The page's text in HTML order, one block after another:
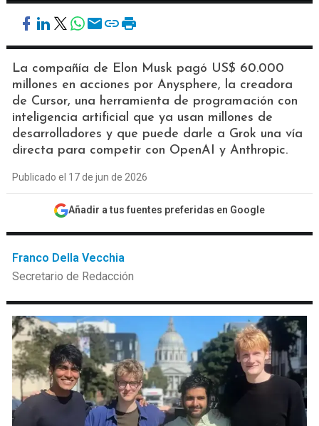
La compañía de Elon Musk pagó US$ 60.000
millones en acciones por Anysphere, la creadora
de Cursor, una herramienta de programación con
inteligencia artificial que ya usan millones de
desarrolladores y que puede darle a Grok una vía
directa para competir con OpenAI y Anthropic.
Publicado el 17 de jun de 2026
Añadir a tus fuentes preferidas en Google
Franco Della Vecchia
Secretario de Redacción